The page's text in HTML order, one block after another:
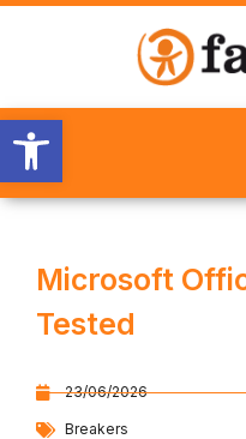
Abrir barra de herramientas
Microsoft
Tested
23/06/2026
Breakers